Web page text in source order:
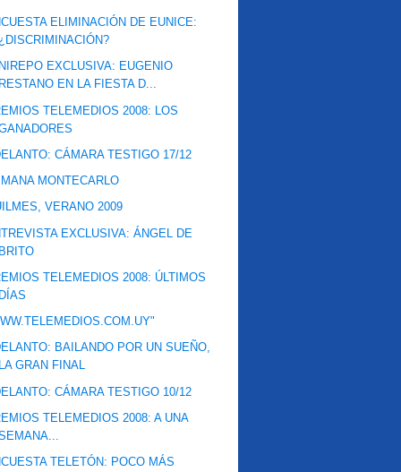
ELIMINACIÓN DE EUNICE:
EXCLUSIVA: EUGENIO
EN LA FIESTA D...
TELEMEDIOS 2008: LOS
CÁMARA TESTIGO 17/12
MONTECARLO
VERANO 2009
EXCLUSIVA: ÁNGEL DE
TELEMEDIOS 2008: ÚLTIMOS
BAILANDO POR UN SUEÑO,
GRAN FINAL
CÁMARA TESTIGO 10/12
TELEMEDIOS 2008: A UNA
TELETÓN: POCO MÁS